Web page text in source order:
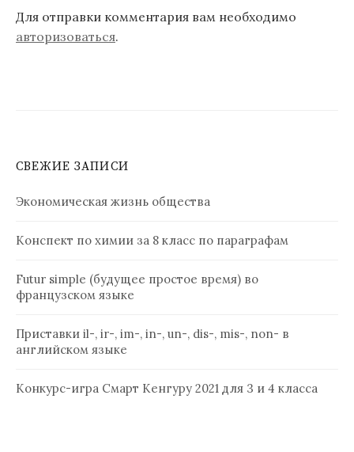
Для отправки комментария вам необходимо
авторизоваться.
СВЕЖИЕ ЗАПИСИ
Экономическая жизнь общества
Конспект по химии за 8 класс по параграфам
Futur simple (будущее простое время) во
французском языке
Приставки il-, ir-, im-, in-, un-, dis-, mis-, non- в
английском языке
Конкурс-игра Смарт Кенгуру 2021 для 3 и 4 класса